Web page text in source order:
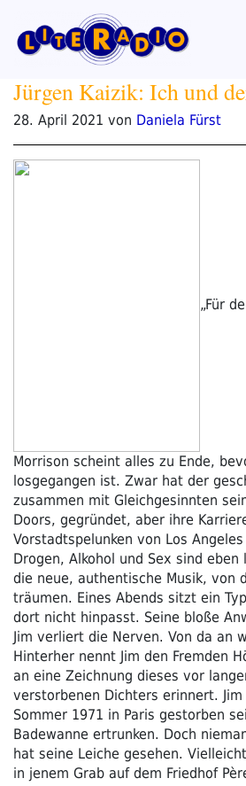
Inhalt
springen
Jürgen Kaizik: Ich und
28. April 2021 Veröffentlicht
von Daniela Fürst
„Für
Morrison scheint alles zu Ende,
losgegangen ist. Zwar hat der
zusammen mit Gleichgesinnten
Doors, gegründet, aber ihre
Vorstadtspelunken von Los
Drogen, Alkohol und Sex sind
die neue, authentische Musik, von
träumen. Eines Abends sitzt ein
dort nicht hinpasst. Seine bloße
Jim verliert die Nerven. Von da an
Hinterher nennt Jim den Fremden
an eine Zeichnung dieses vor
verstorbenen Dichters erinnert.
Sommer 1971 in Paris gestorben
Badewanne ertrunken. Doch
hat seine Leiche gesehen.
in jenem Grab auf dem Friedhof